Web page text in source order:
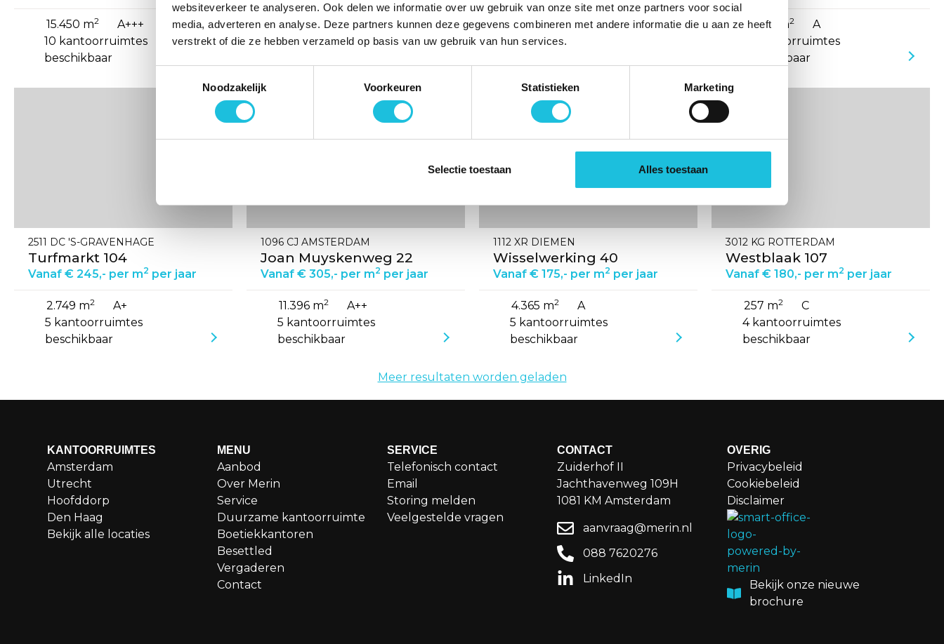
websiteverkeer te analyseren. Ook delen we informatie over uw gebruik van onze site met onze partners voor social
media, adverteren en analyse. Deze partners kunnen deze gegevens combineren met andere informatie die u aan ze heeft
verstrekt of die ze hebben verzameld op basis van uw gebruik van hun services.
Noodzakelijk
Voorkeuren Statistieken Marketing
Selectie toestaan Alles toestaan
15.450 m2
A+++
10 kantoorruimtes
beschikbaar
7.349 m 2
C
7 kantoorruimtes
8.612 m2
A++
6 kantoorruimtes
11.052 m2
A
6 kantoorruimtes
beschikbaar
2511 DC 'S-GRAVENHAGE
Turfmarkt 104
Vanaf € 245,- per m2 per jaar
2.749 m2
A+
5 kantoorruimtes
beschikbaar
Bekijk
de
1096 CJ AMSTERDAM
Joan Muyskenweg 22
Vanaf € 305,- per m2 per jaar
11.396 m2
A++
5 kantoorruimtes
beschikbaar
1112 XR DIEMEN
Wisselwerking 40
Vanaf € 175,- per m2 per jaar
4.365 m2
A
5 kantoorruimtes
beschikbaar
Bekijk
3012 KG ROTTERDAM
Westblaak 107
Vanaf € 180,- per m2 per jaar
257 m2
C
4 kantoorruimtes
beschikbaar
Meer resultaten worden geladen
KANTOORRUIMTES
Amsterdam
Utrecht
Hoofddorp
Den Haag
Bekijk alle locaties
MENU
Aanbod
Over Merin
Service
Duurzame kantoorruimte
Boetiekkantoren
Besettled
Vergaderen
Contact
SERVICE
Telefonisch contact
Email
Storing melden
Veelgestelde vragen
CONTACT
Zuiderhof II
Jachthavenweg 109H
1081 KM Amsterdam
aanvraag@merin.nl
088 7620276
LinkedIn
OVERIG
Privacybeleid
Cookiebeleid
Disclaimer
Bekijk onze nieuwe
brochure